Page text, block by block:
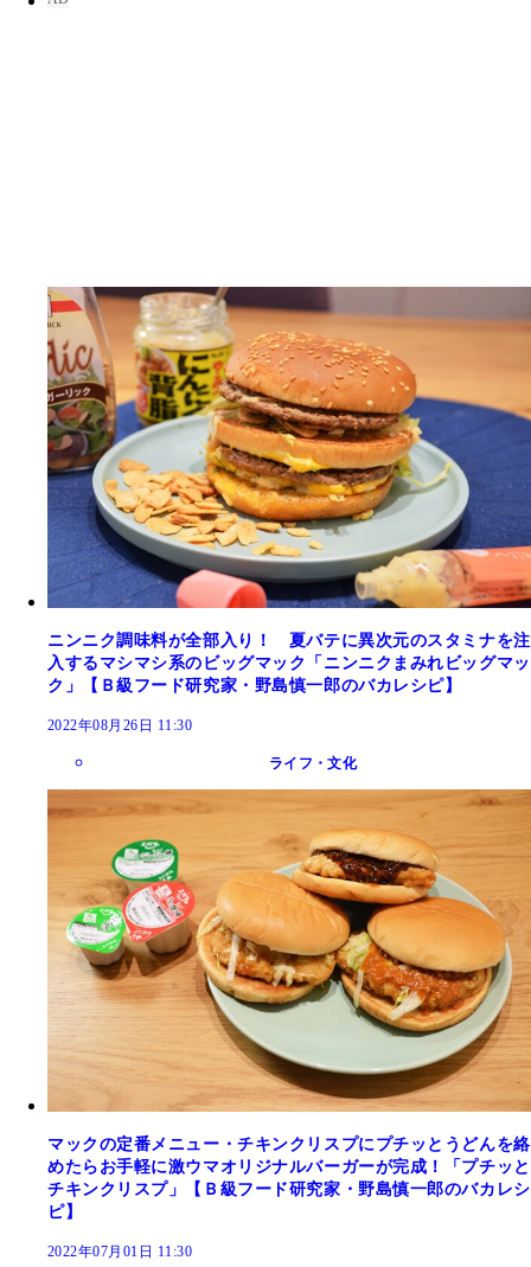
ニンニク調味料が全部入り！ 夏バテに異次元のスタミナを注
入するマシマシ系のビッグマック「ニンニクまみれビッグマッ
ク」【Ｂ級フード研究家・野島慎一郎のバカレシピ】
2022年08月26日 11:30
ライフ・文化
マックの定番メニュー・チキンクリスプにプチッとうどんを絡
めたらお手軽に激ウマオリジナルバーガーが完成！「プチッと
チキンクリスプ」【Ｂ級フード研究家・野島慎一郎のバカレシ
ピ】
2022年07月01日 11:30